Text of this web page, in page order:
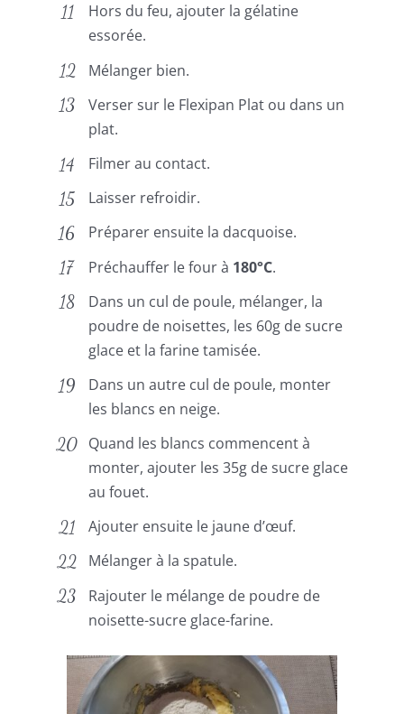
Hors du feu, ajouter la gélatine
essorée.
Mélanger bien.
Verser sur le Flexipan Plat ou dans un
plat.
Filmer au contact.
Laisser refroidir.
Préparer ensuite la dacquoise.
Préchauffer le four à 180°C.
Dans un cul de poule, mélanger, la
poudre de noisettes, les 60g de sucre
glace et la farine tamisée.
Dans un autre cul de poule, monter
les blancs en neige.
Quand les blancs commencent à
monter, ajouter les 35g de sucre glace
au fouet.
Ajouter ensuite le jaune d’œuf.
Mélanger à la spatule.
Rajouter le mélange de poudre de
noisette-sucre glace-farine.